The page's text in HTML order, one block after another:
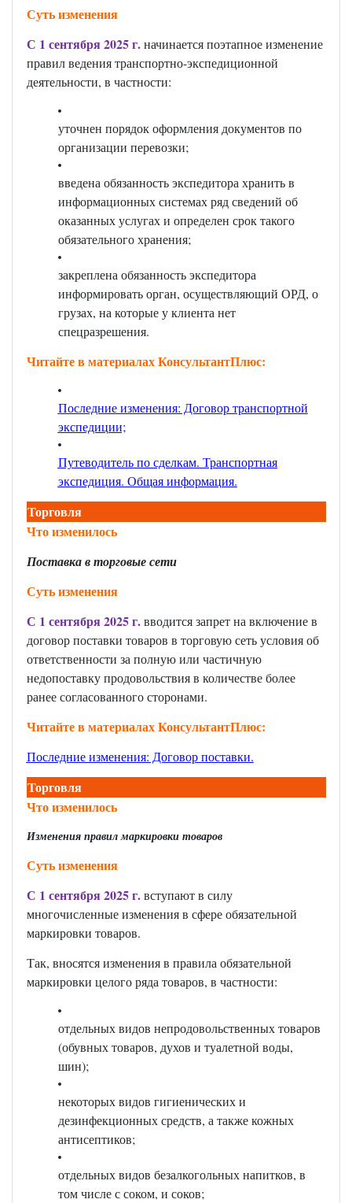
Суть изменения
С 1 сентября 2025 г.начинается поэтапное изменение
правил ведения транспортно-экспедиционной
деятельности, в частности:
уточнен порядок оформления документов по
организации перевозки;
введена обязанность экспедитора хранить в
информационных системах ряд сведений об
оказанных услугах и определен срок такого
обязательного хранения;
закреплена обязанность экспедитора
информировать орган, осуществляющий ОРД, о
грузах, на которые у клиента нет
спецразрешения.
Читайте в материалах КонсультантПлюс:
Последние изменения: Договор транспортной
экспедиции;
Путеводитель по сделкам. Транспортная
экспедиция. Общая информация.
Торговля
Что изменилось
Поставка в торговые сети
Суть изменения
С 1 сентября 2025 г.вводится запрет на включение в
договор поставки товаров в торговую сеть условия об
ответственности за полную или частичную
недопоставку продовольствия в количестве более
ранее согласованного сторонами.
Читайте в материалах КонсультантПлюс:
Последние изменения: Договор поставки.
Торговля
Что изменилось
Изменения правил маркировки товаров
Суть изменения
С 1 сентября 2025 г.вступают в силу
многочисленные изменения в сфере обязательной
маркировки товаров.
Так, вносятся изменения в правила обязательной
маркировки целого ряда товаров, в частности:
отдельных видов непродовольственных товаров
(обувных товаров, духов и туалетной воды,
шин);
некоторых видов гигиенических и
дезинфекционных средств, а также кожных
антисептиков;
отдельных видов безалкогольных напитков, в
том числе с соком, и соков;